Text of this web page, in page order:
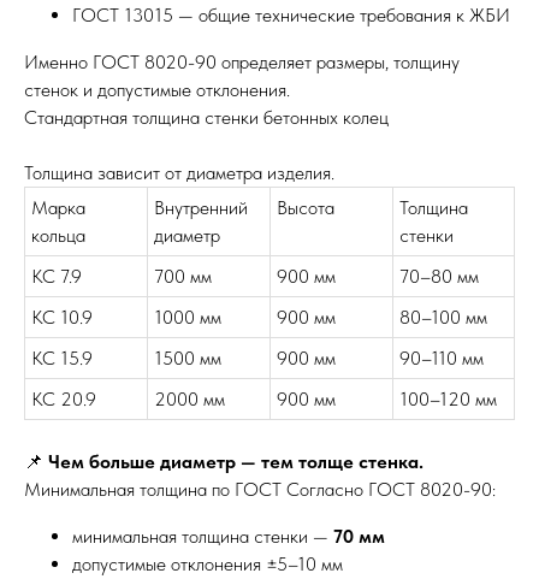
ГОСТ 13015 — общие технические требования к ЖБИ
Именно ГОСТ 8020-90 определяет размеры, толщину
стенок и допустимые отклонения.
Стандартная толщина стенки бетонных колец
Толщина зависит от диаметра изделия.
Марка
кольца
Внутренний
диаметр
Высота
Толщина
стенки
КС 7.9
700 мм 900 мм
70–80 мм
КС 10.9
1000 мм 900 мм
80–100 мм
КС 15.9
1500 мм 900 мм
90–110 мм
КС 20.9
2000 мм 900 мм 100–120 мм
📌 Чем больше диаметр — тем толще стенка.
Минимальная толщина по ГОСТ Согласно ГОСТ 8020-90:
минимальная толщина стенки — 70 мм
допустимые отклонения ±5–10 мм